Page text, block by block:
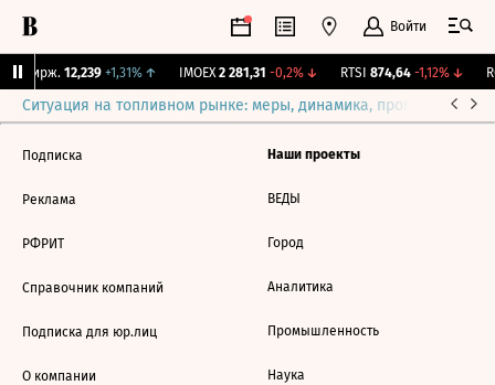
Войти
Бирж. 12,239 +1,31%↑ IMOEX 2 281,31 -0,2%↓ RTSI 874,64 -1,12%↓
Ситуация на топливном рынке: меры, динамика, прогнозы
Подписка
Реклама
РФРИТ
Справочник компаний
Подписка для юр.лиц
О компании
Наши проекты
ВЕДЫ
Город
Аналитика
Промышленность
Наука